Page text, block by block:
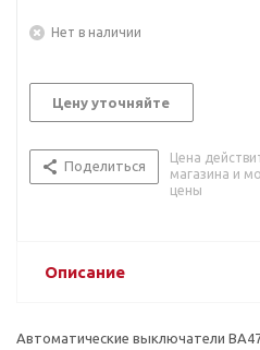
Нет в наличии
Цену уточняйте
Поделиться
Цена
магазина и
цены
Описание
Автоматические выключатели